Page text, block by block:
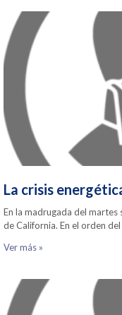
La crisis
En la madrugada del
de California. En el orden
Ver más »